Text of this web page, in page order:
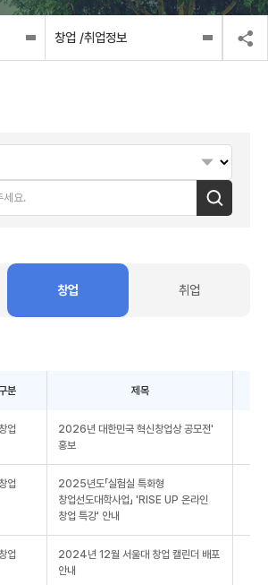
창업 /취업정보
창업 취업
분 제목
창업
2026년 대한민국 혁신창업상 공모전'
홍보
창업
2025년도「실험실 특화형
창업선도대학사업」 'RISE UP 온라인
창업 특강' 안내
창업
2024년 12월 서울대 창업 캘린더 배포
안내